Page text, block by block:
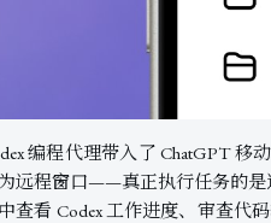
编程代理带入了 ChatGPT
远程窗口——真正执行任务的是
查看 Codex 工作进度、审查代